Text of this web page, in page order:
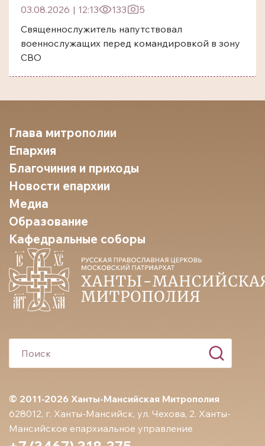
03.08.2026 | 12:13 133
5
Священнослужитель напутствовал
военнослужащих перед командировкой в зону
СВО
© 2011-2026 Ханты-Мансийская Митрополия
628012, г. Ханты-Мансийск, ул. Чехова, 2. Ханты-
Мансийское епархиальное управление
Глава митрополии
Епархия
Благочиния и приходы
Новости епархии
Медиа
Образование
Кафедральные соборы